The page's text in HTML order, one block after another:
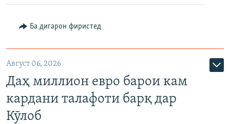
Ба дигарон фиристед
Август 06, 2026
Даҳ миллион евро барои кам
кардани талафоти барқ дар
Кӯлоб